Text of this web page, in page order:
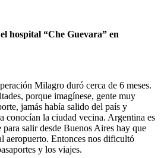
hospital “Che Guevara” en
Milagro duró cerca de 6 meses.
porque imagínese, gente muy
jamás había salido del país y
conocían la ciudad vecina. Argentina es
salir desde Buenos Aires hay que
aeropuerto. Entonces nos dificultó
y los viajes.